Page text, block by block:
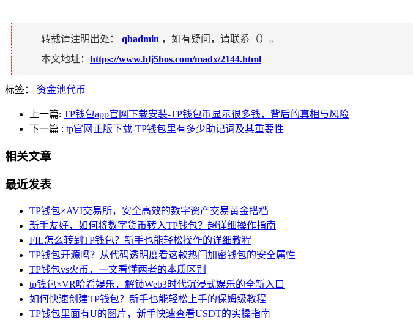
转载请注明出处： qbadmin ，如有疑问，请联系（）。
本文地址： https://www.hlj5hos.com/madx/2144.html
标签： 资金池代币
上一篇: TP钱包app官网下载安装-TP钱包币显示很多钱，背后的真相与风险
下一篇 : tp官网正版下载-TP钱包里有多少助记词及其重要性
相关文章
最近发表
TP钱包×AVI交易所，安全高效的数字资产交易黄金搭档
新手友好，如何将数字货币转入TP钱包？超详细操作指南
FIL怎么转到TP钱包？新手也能轻松操作的详细教程
TP钱包开源吗？从代码透明度看这款热门加密钱包的安全属性
TP钱包vs火币，一文看懂两者的本质区别
tp钱包×VR哈希娱乐，解锁Web3时代沉浸式娱乐的全新入口
如何快速创建TP钱包？新手也能轻松上手的保姆级教程
TP钱包里面有U的图片，新手快速查看USDT的实操指南